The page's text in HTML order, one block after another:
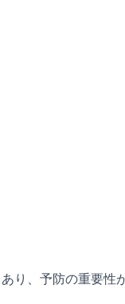
り、予防の重要性